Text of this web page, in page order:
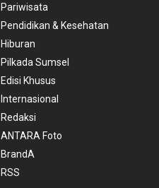
Pariwisata
Pendidikan & Kesehatan
Hiburan
Pilkada Sumsel
Edisi Khusus
Internasional
Redaksi
ANTARA Foto
BrandA
RSS